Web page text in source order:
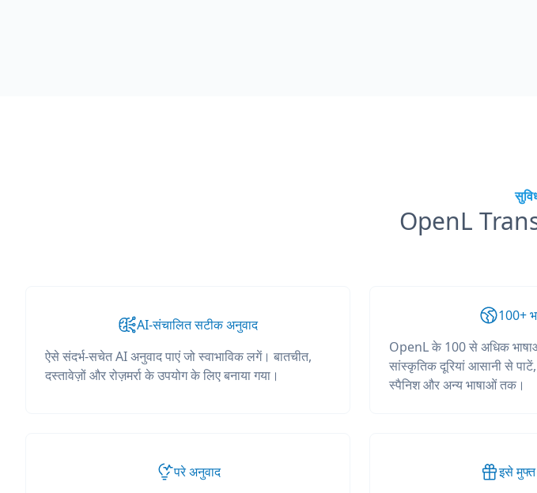
OpenL
AI-संचालित सटीक अनुवाद
ऐसे संदर्भ-सचेत AI अनुवाद पाएं जो स्वाभाविक लगें। बातचीत,
दस्तावेज़ों और रोज़मर्रा के उपयोग के लिए बनाया गया।
100+
OpenL के 100 से अधिक
सांस्कृतिक दूरियां आसानी से
स्पैनिश और अन्य भाषाओं तक।
परे अनुवाद
इसे